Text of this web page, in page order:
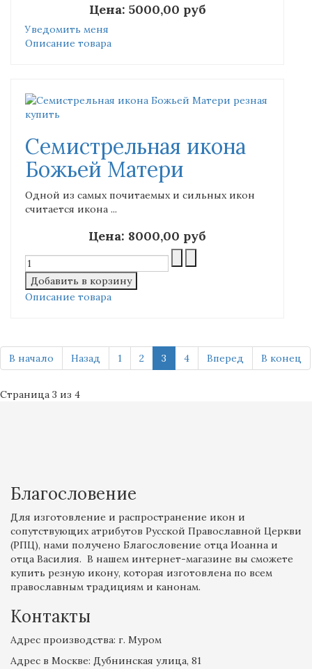
Цена: 5000,00 руб
Уведомить меня
Описание товара
Семистрельная икона
Божьей Матери
Одной из самых почитаемых и сильных икон
считается икона ...
Цена: 8000,00 руб
Описание товара
В начало Назад 1 2 3 4 Вперед В конец
Страница 3 из 4
Благословение
Для изготовление и распространение икон и
сопутствующих атрибутов Русской Православной Церкви
(РПЦ), нами получено Благословение отца Иоанна и
отца Василия. В нашем интернет-магазине вы сможете
купить резную икону, которая изготовлена по всем
православным традициям и канонам.
Контакты
Адрес производства: г. Муром
Адрес в Москве: Дубнинская улица, 81